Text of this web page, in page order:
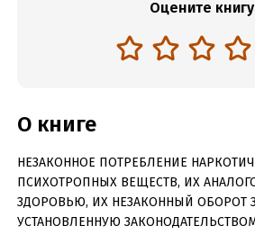
Оцените книгу
О книге
НЕЗАКОННОЕ ПОТРЕБЛЕНИЕ
ПСИХОТРОПНЫХ ВЕЩЕСТВ, ИХ
ЗДОРОВЬЮ, ИХ НЕЗАКОННЫЙ ОБОРОТ
УСТАНОВЛЕННУЮ